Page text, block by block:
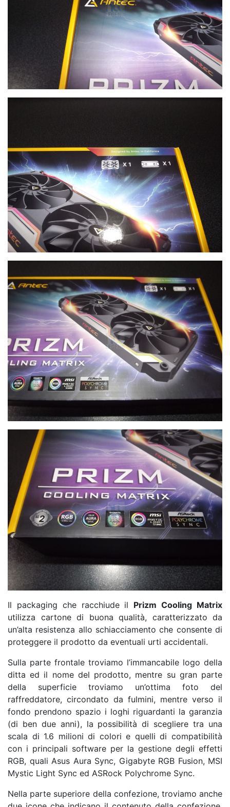
Il packaging che racchiude il Prizm Cooling Matrix
utilizza cartone di buona qualità, caratterizzato da
un’alta resistenza allo schiacciamento che consente di
proteggere il prodotto da eventuali urti accidentali.
Sulla parte frontale troviamo l’immancabile logo della
ditta ed il nome del prodotto, mentre su gran parte
della superficie troviamo un’ottima foto del
raffreddatore, circondato da fulmini, mentre verso il
fondo prendono spazio i loghi riguardanti la garanzia
(di ben due anni), la possibilità di scegliere tra una
scala di 1.6 milioni di colori e quelli di compatibilità
con i principali software per la gestione degli effetti
RGB, quali Asus Aura Sync, Gigabyte RGB Fusion, MSI
Mystic Light Sync ed ASRock Polychrome Sync.
Nella parte superiore della confezione, troviamo anche